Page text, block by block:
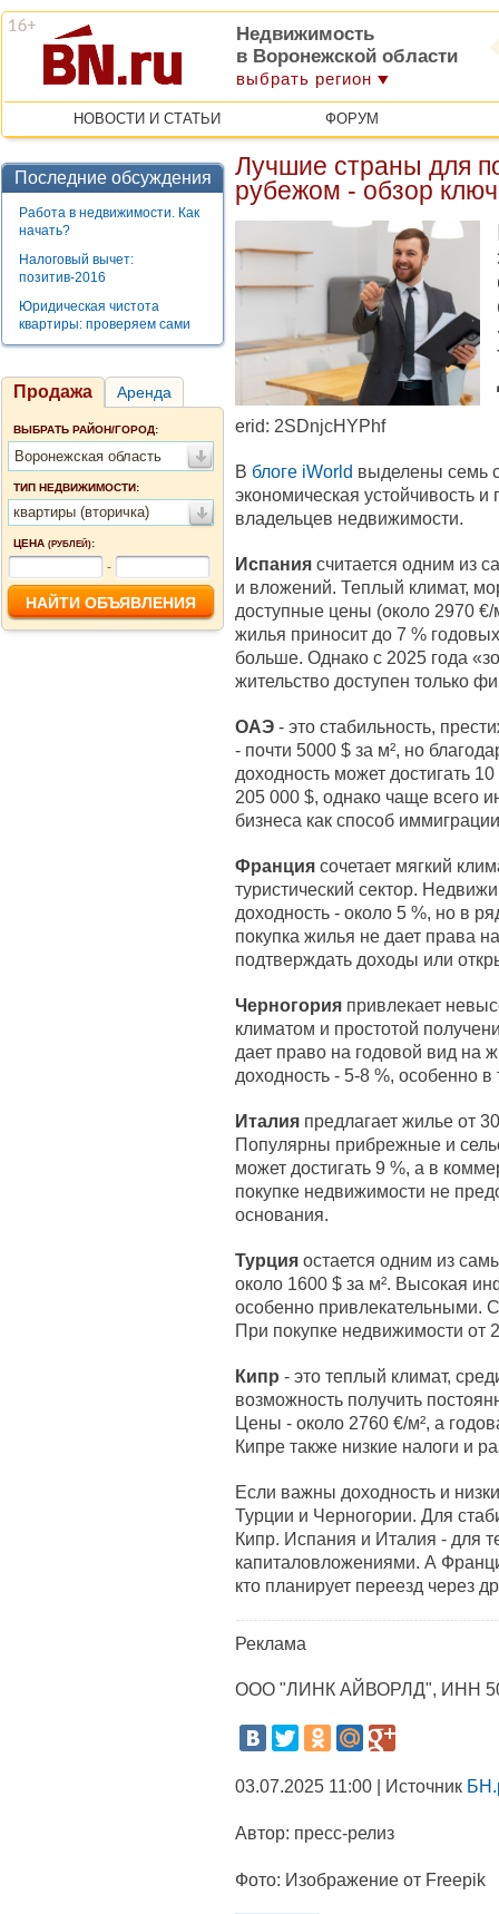
Недвижимость
в Воронежской области
выбрать регион
НОВОСТИ И СТАТЬИ ФОРУМ
Последние обсуждения
Работа в недвижимости. Как
начать?
Налоговый вычет:
позитив-2016
Юридическая чистота
квартиры: проверяем сами
Продажа Аренда
ВЫБРАТЬ РАЙОН/ГОРОД:
Воронежская область
ТИП НЕДВИЖИМОСТИ:
квартиры (вторичка)
ЦЕНА (РУБЛЕЙ):
-
Лучшие страны для
рубежом - обзор
erid: 2SDnjcHYPhf
В блоге iWorld выделены семь
экономическая устойчивость
владельцев недвижимости.
Испания считается одним из
и вложений. Теплый климат,
доступные цены (около 2970
жилья приносит до 7 %
больше. Однако с 2025 года
жительство доступен только
ОАЭ - это стабильность,
- почти 5000 $ за м², но
доходность может достигать
205 000 $, однако чаще всего
бизнеса как способ
Франция сочетает мягкий
туристический сектор.
доходность - около 5 %, но в
покупка жилья не дает права
подтверждать доходы или
Черногория привлекает
климатом и простотой
дает право на годовой вид на
доходность - 5-8 %, особенно в
Италия предлагает жилье от
Популярны прибрежные и
может достигать 9 %, а в
покупке недвижимости не
основания.
Турция остается одним из
около 1600 $ за м². Высокая
особенно привлекательными.
При покупке недвижимости
Кипр - это теплый климат,
возможность получить
Цены - около 2760 €/м², а
Кипре также низкие налоги и
Если важны доходность и
Турции и Черногории. Для
Кипр. Испания и Италия - для
капиталовложениями. А
кто планирует переезд через
Реклама
ООО "ЛИНК АЙВОРЛД", ИНН
03.07.2025 11:00 | Источник
Автор: пресс-релиз
Фото: Изображение от Freepik